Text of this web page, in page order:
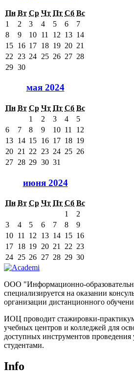
Пн Вт Ср Чт Пт Сб Вс
1
2 3 4 5 6
7
8
9 10 11 12 13 14
15 16 17 18 19 20 21
22
23 24 25 26 27 28
29 30
мая 2024
Пн Вт Ср Чт Пт Сб Вс
1
2 3 4
5
6
7 8 9 10 11
12
13 14 15 16 17 18 19
20 21 22 23 24 25 26
27 28 29 30 31
июня 2024
Пн Вт Ср Чт Пт Сб Вс
1
2
3
4 5 6 7 8
9
10 11 12 13 14 15 16
17 18 19 20 21 22 23
24 25 26 27 28 29 30
ООО "Информационно-
специализируется на оказании
организации дистанционного
ИОЦ проводит стажировки-
учебных центров и колледжей для
доступных инструментов проведения
студентами.
Info